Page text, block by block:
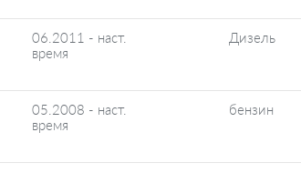
06.2011 - наст.
время
Дизель
05.2008 - наст.
время
бензин